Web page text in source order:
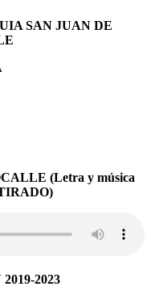
SAN JUAN DE
(Letra y música
2023